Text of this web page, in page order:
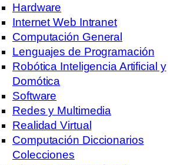
Hardware
Internet Web Intranet
Computación General
Lenguajes de Programación
Robótica Inteligencia Artificial y
Domótica
Software
Redes y Multimedia
Realidad Virtual
Computación Diccionarios
Colecciones